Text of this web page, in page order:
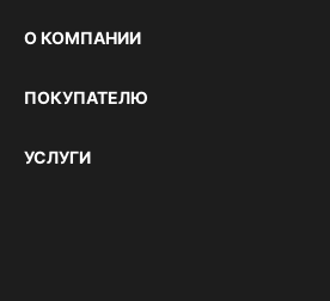
О КОМПАНИИ
ПОКУПАТЕЛЮ
УСЛУГИ